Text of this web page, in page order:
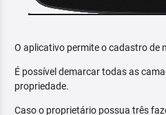
O aplicativo permite o cadastro de
É possível demarcar todas as
propriedade.
Caso o proprietário possua três